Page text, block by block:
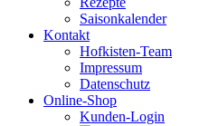
Saisonkalender
Kontakt
Hofkisten-Team
Impressum
Datenschutz
Online-Shop
Kunden-Login